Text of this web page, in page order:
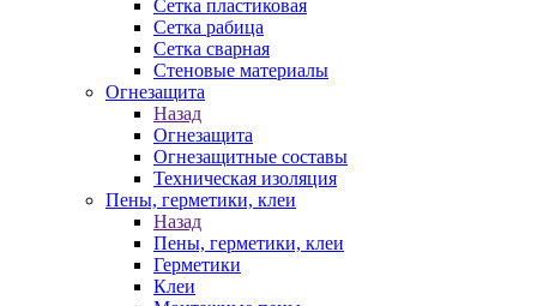
Сетка пластиковая
Сетка рабица
Сетка сварная
Стеновые материалы
Огнезащита
Назад
Огнезащита
Огнезащитные составы
Техническая изоляция
Пены, герметики, клеи
Назад
Пены, герметики, клеи
Герметики
Клеи